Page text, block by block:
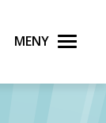
Meny